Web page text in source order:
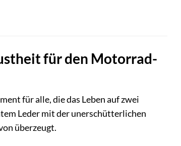
für den Motorrad-
für alle, die das Leben auf zwei
Leder mit der unerschütterlichen
überzeugt.